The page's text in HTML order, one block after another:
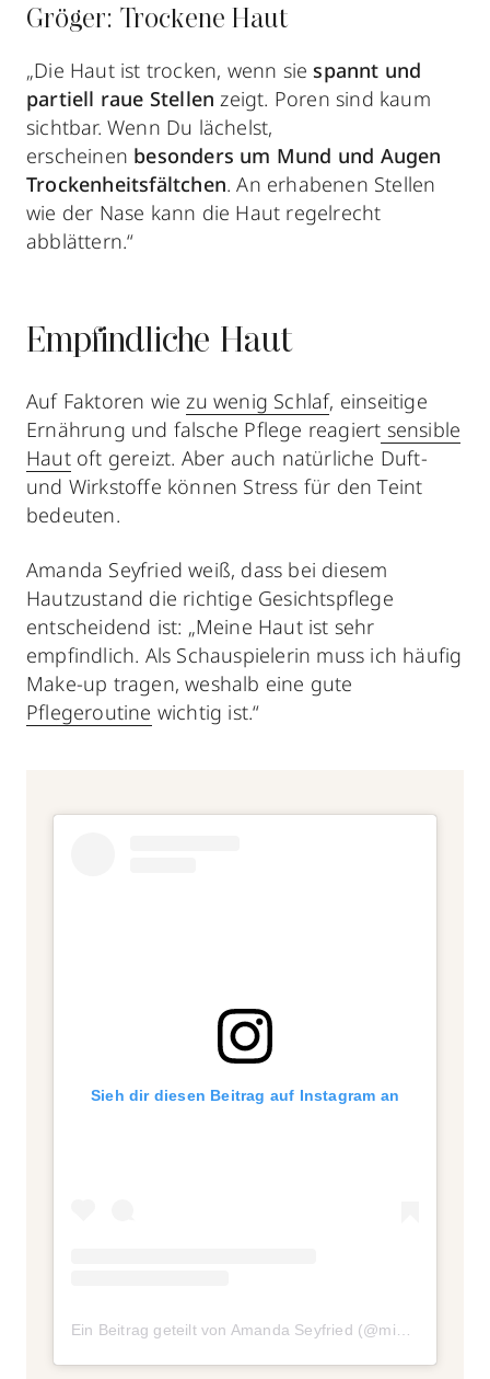
Gröger: Trockene Haut
„Die Haut ist trocken, wenn sie spannt und
partiell raue Stellen zeigt. Poren sind kaum
sichtbar. Wenn Du lächelst,
erscheinen besonders um Mund und Augen
Trockenheitsfältchen. An erhabenen Stellen
wie der Nase kann die Haut regelrecht
abblättern.“
Empfindliche Haut
Auf Faktoren wie zu wenig Schlaf, einseitige
Ernährung und falsche Pflege reagiert sensible
Hautoft gereizt. Aber auch natürliche Duft-
und Wirkstoffe können Stress für den Teint
bedeuten.
Amanda Seyfried weiß, dass bei diesem
Hautzustand die richtige Gesichtspflege
entscheidend ist: „Meine Haut ist sehr
empfindlich. Als Schauspielerin muss ich häufig
Make-up tragen, weshalb eine gute
Pflegeroutine wichtig ist.“
Sieh dir diesen Beitrag auf Instagram an